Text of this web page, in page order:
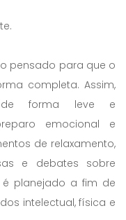
pensado para que o
completa. Assim,
de forma leve e
emocional e
de relaxamento,
e debates sobre
é planejado a fim de
intelectual, física e